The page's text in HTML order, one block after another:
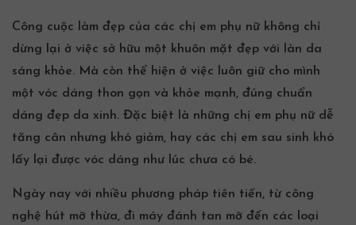
Công cuộc làm đẹp của các chị em phụ nữ không chỉ
dừng lại ở việc sở hữu một khuôn mặt đẹp với làn da
sáng khỏe. Mà còn thể hiện ở việc luôn giữ cho mình
một vóc dáng thon gọn và khỏe mạnh, đúng chuẩn
dáng đẹp da xinh. Đặc biệt là những chị em phụ nữ dễ
tăng cân nhưng khó giảm, hay các chị em sau sinh khó
lấy lại được vóc dáng như lúc chưa có bé.
Ngày nay với nhiều phương pháp tiên tiến, từ công
nghệ hút mỡ thừa, đi máy đánh tan mỡ đến các loại